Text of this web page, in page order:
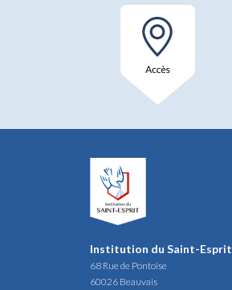
Institution du Saint-Esprit
68 Rue de Pontoise
60026 Beauvais